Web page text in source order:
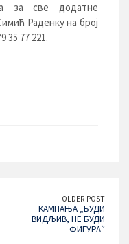
све додатне
Раденку на број
35 77 221.
OLDER POST
КАМПАЊА „БУДИ
ВИДЉИВ, НЕ БУДИ
ФИГУРА“